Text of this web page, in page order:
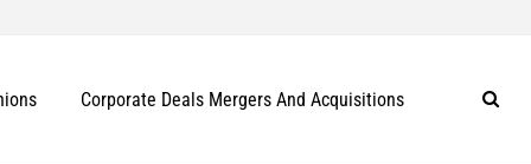
Corporate Deals Mergers And Acquisitions